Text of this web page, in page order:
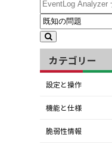
カテゴリー
設定と操作
機能と仕様
脆弱性情報